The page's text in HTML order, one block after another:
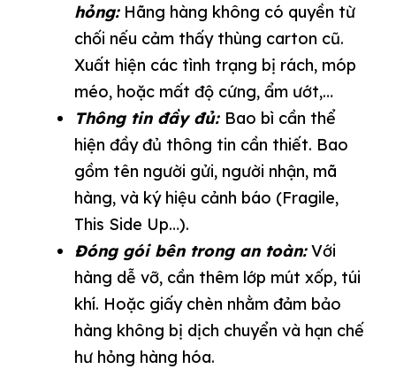
hỏng:Hãng hàng không có quyền từ
chối nếu cảm thấy thùng carton cũ.
Xuất hiện các tình trạng bị rách, móp
méo, hoặc mất độ cứng, ẩm ướt,…
Thông tin đầy đủ: Bao bì cần thể
hiện đầy đủ thông tin cần thiết. Bao
gồm tên người gửi, người nhận, mã
hàng, và ký hiệu cảnh báo (Fragile,
This Side Up…).
Đóng gói bên trong an toàn:Với
hàng dễ vỡ, cần thêm lớp mút xốp, túi
khí. Hoặc giấy chèn nhằm đảm bảo
hàng không bị dịch chuyển và hạn chế
hư hỏng hàng hóa.